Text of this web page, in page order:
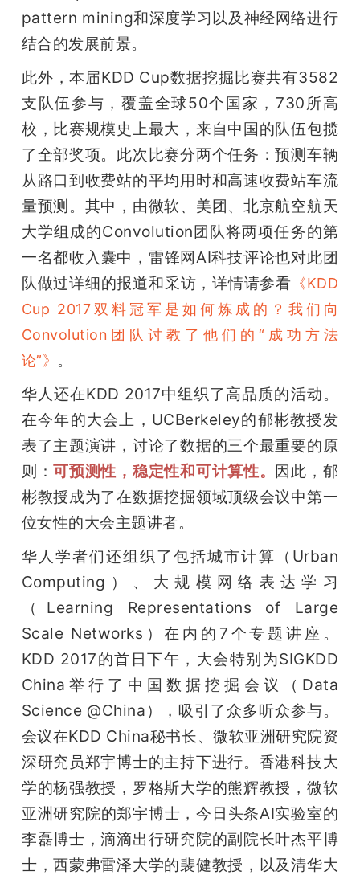
pattern mining和深度学习以及神经网络进行
结合的发展前景。
此外，本届KDD Cup数据挖掘比赛共有3582
支队伍参与，覆盖全球50个国家，730所高
校，比赛规模史上最大，来自中国的队伍包揽
了全部奖项。此次比赛分两个任务：预测车辆
从路口到收费站的平均用时和高速收费站车流
量预测。其中，由微软、美团、北京航空航天
大学组成的Convolution团队将两项任务的第
一名都收入囊中，雷锋网AI科技评论也对此团
队做过详细的报道和采访，详情请参看 《KDD
Cup 2017双料冠军是如何炼成的？我们向
Convolution团队讨教了他们的“成功方法
论”》 。
华人还在KDD 2017中组织了高品质的活动。
在今年的大会上，UCBerkeley的郁彬教授发
表了主题演讲，讨论了数据的三个最重要的原
则：可预测性，稳定性和可计算性。 因此，郁
彬教授成为了在数据挖掘领域顶级会议中第一
位女性的大会主题讲者。
华人学者们还组织了包括城市计算（Urban
Computing）、大规模网络表达学习
（Learning Representations of Large
Scale Networks）在内的7个专题讲座。
KDD 2017的首日下午，大会特别为SIGKDD
China举行了中国数据挖掘会议（Data
Science @China），吸引了众多听众参与。
会议在KDD China秘书长、微软亚洲研究院资
深研究员郑宇博士的主持下进行。香港科技大
学的杨强教授，罗格斯大学的熊辉教授，微软
亚洲研究院的郑宇博士，今日头条AI实验室的
李磊博士，滴滴出行研究院的副院长叶杰平博
士，西蒙弗雷泽大学的裴健教授，以及清华大